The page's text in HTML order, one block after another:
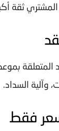
ثقة
المتعلقة
وآلية السداد.
فقط